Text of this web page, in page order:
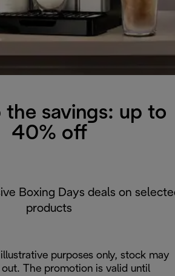
the savings: up to
40% off
Boxing Days deals on
products
purposes only, stock may
The promotion is valid until